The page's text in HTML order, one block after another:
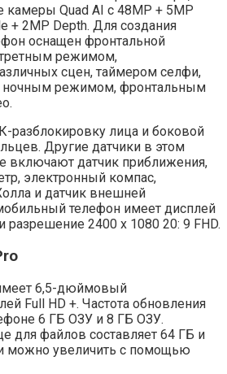
камеры Quad AI с 48MP + 5MP
+ 2MP Depth. Для создания
оснащен фронтальной
режимом,
сцен, таймером селфи,
ночным режимом, фронтальным
разблокировку лица и боковой
Другие датчики в этом
включают датчик приближения,
электронный компас,
и датчик внешней
телефон имеет дисплей
разрешение 2400 x 1080 20: 9 FHD.
6,5-дюймовый
Full HD +. Частота обновления
6 ГБ ОЗУ и 8 ГБ ОЗУ.
для файлов составляет 64 ГБ и
можно увеличить с помощью